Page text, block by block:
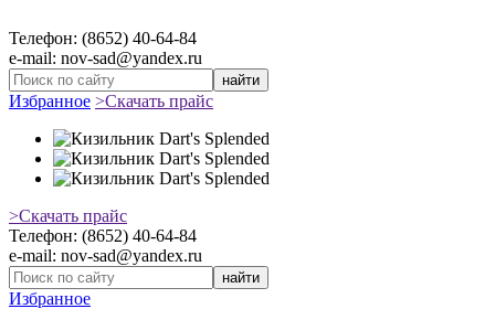
Телефон: (8652) 40-64-84
e-mail: nov-sad@yandex.ru
найти
Избранное >Скачать прайс
>Скачать прайс
Телефон: (8652) 40-64-84
e-mail: nov-sad@yandex.ru
найти
Избранное